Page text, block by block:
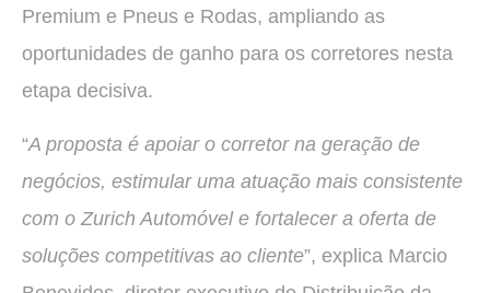
Premium e Pneus e Rodas, ampliando as
oportunidades de ganho para os corretores nesta
etapa decisiva.
“A proposta é apoiar o corretor na geração de
negócios, estimular uma atuação mais consistente
com o Zurich Automóvel e fortalecer a oferta de
soluções competitivas ao cliente”, explica Marcio